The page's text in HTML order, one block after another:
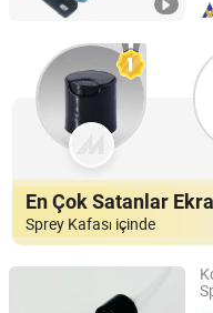
En Çok Satanlar
Sprey Kafası içinde
Jiangsu Ai Deli Spray